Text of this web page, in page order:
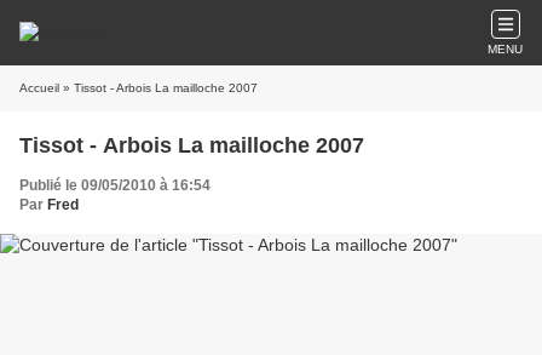
MENU
Accueil » Tissot - Arbois La mailloche 2007
Tissot - Arbois La mailloche 2007
Publié le 09/05/2010 à 16:54
Par Fred